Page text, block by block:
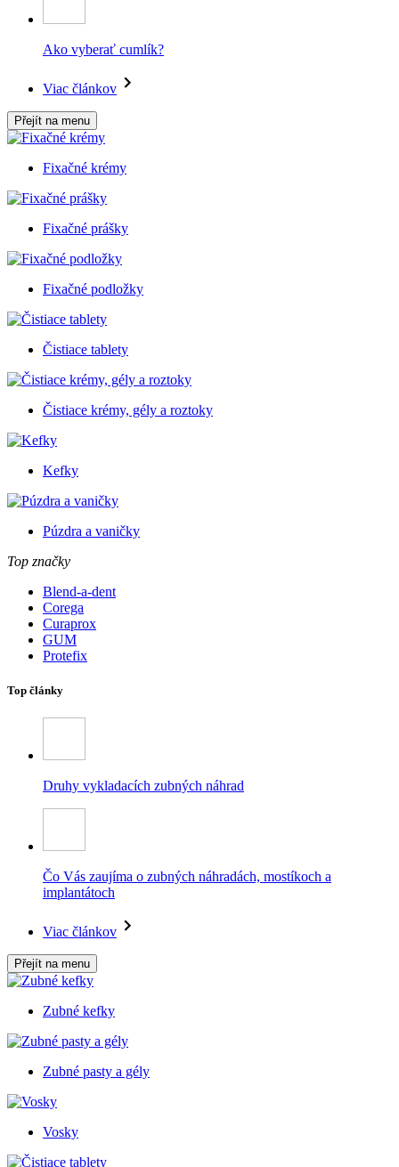
Ako vyberať cumlík?
Viac článkov
Přejít na menu
Fixačné krémy
Fixačné prášky
Fixačné podložky
Čistiace tablety
Čistiace krémy, gély a roztoky
Kefky
Púzdra a vaničky
Top značky
Blend-a-dent
Corega
Curaprox
GUM
Protefix
Top články
Druhy vykladacích zubných náhrad
Čo Vás zaujíma o zubných náhradách, mostíkoch a
implantátoch
Viac článkov
Přejít na menu
Zubné kefky
Zubné pasty a gély
Vosky